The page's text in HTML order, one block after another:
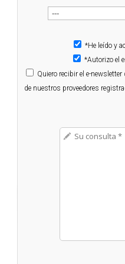
*He leído y
*Autorizo el
Quiero recibir el e-
de nuestros proveedores